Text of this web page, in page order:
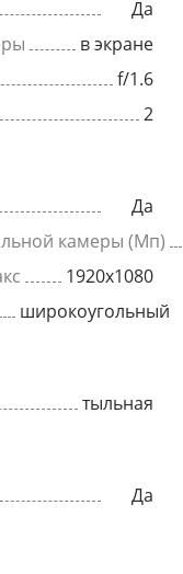
Да
в экране
f/1.6
2
Да
камеры (Мп)
1920x1080
широкоугольный
тыльная
Да